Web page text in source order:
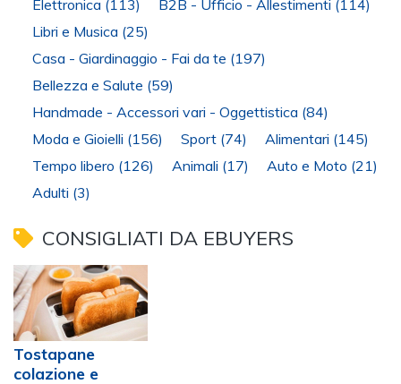
Elettronica (113) B2B - Ufficio - Allestimenti (114)
Libri e Musica (25)
Casa - Giardinaggio - Fai da te (197)
Bellezza e Salute (59)
Handmade - Accessori vari - Oggettistica (84)
Moda e Gioielli (156) Sport (74) Alimentari (145)
Tempo libero (126) Animali (17) Auto e Moto (21)
Adulti (3)
CONSIGLIATI DA EBUYERS
Tostapane
colazione e